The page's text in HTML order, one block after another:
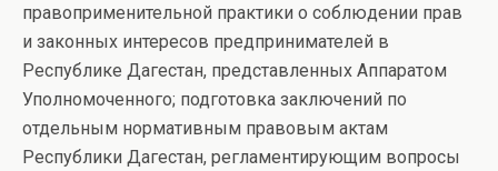
правоприменительной практики о соблюдении прав
и законных интересов предпринимателей в
Республике Дагестан, представленных Аппаратом
Уполномоченного; подготовка заключений по
отдельным нормативным правовым актам
Республики Дагестан, регламентирующим вопросы